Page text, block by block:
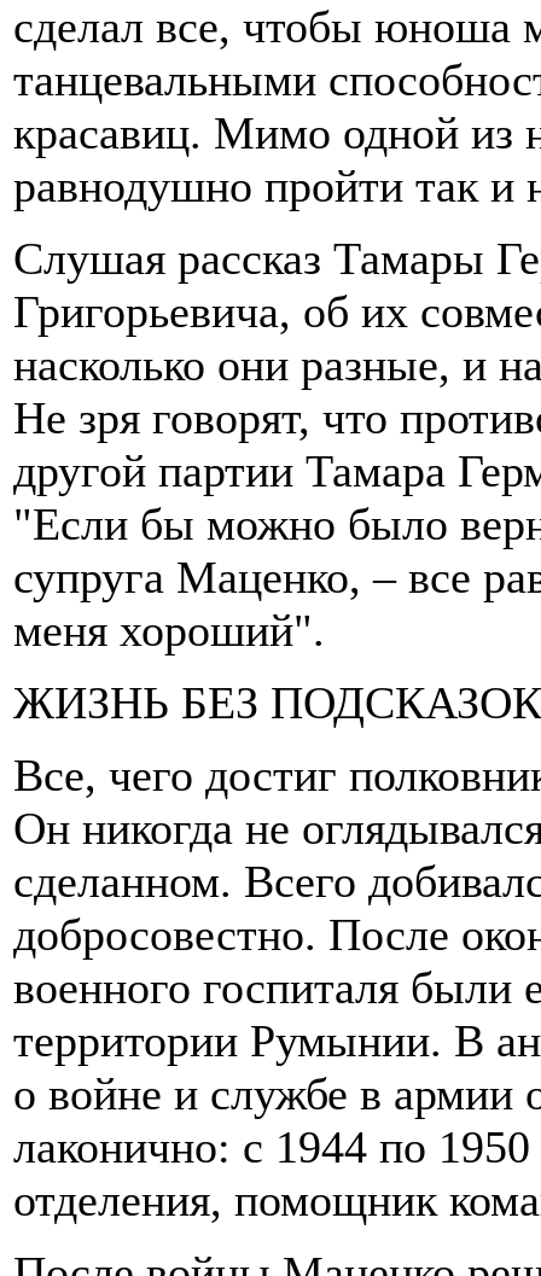
сделал все, чтобы юноша
танцевальными
красавиц. Мимо одной из
равнодушно пройти так и
Слушая рассказ Тамары
Григорьевича, об их
насколько они разные, и
Не зря говорят, что
другой партии Тамара
"Если бы можно было
супруга Маценко, – все
меня хороший".
ЖИЗНЬ БЕЗ ПОДСКАЗОК
Все, чего достиг
Он никогда не
сделанном. Всего
добросовестно. После
военного госпиталя были
территории Румынии. В
о войне и службе в армии
лаконично: с 1944 по
отделения, помощник